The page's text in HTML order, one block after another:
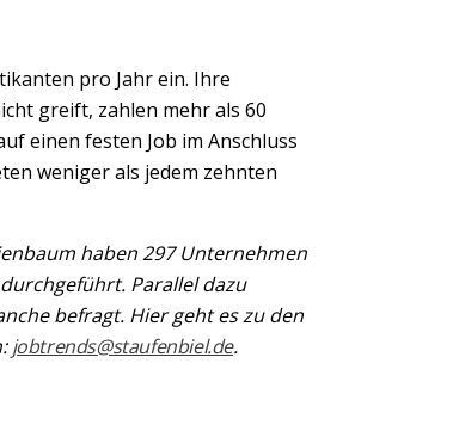
pro Jahr ein. Ihre
greift, zahlen mehr als 60
einen festen Job im Anschluss
weniger als jedem zehnten
haben 297 Unternehmen
Parallel dazu
befragt. Hier geht es zu den
jobtrends@staufenbiel.de.